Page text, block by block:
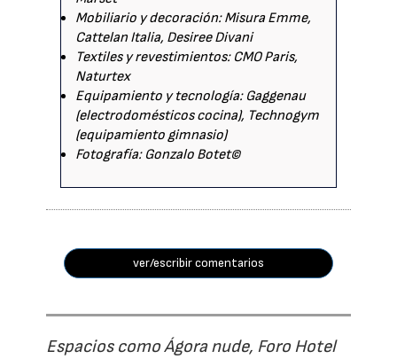
Mobiliario y decoración: Misura Emme,
Cattelan Italia, Desiree Divani
Textiles y revestimientos: CMO Paris,
Naturtex
Equipamiento y tecnología: Gaggenau
(electrodomésticos cocina), Technogym
(equipamiento gimnasio)
Fotografía: Gonzalo Botet©
ver/escribir comentarios
Espacios como Ágora nude, Foro Hotel